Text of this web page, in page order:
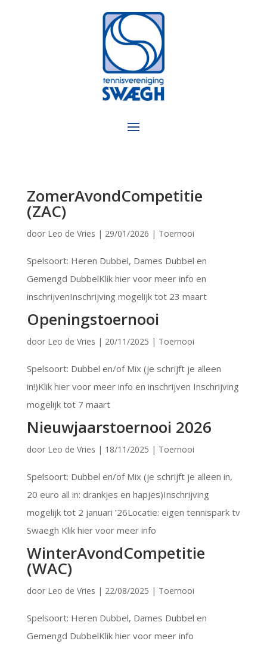
ZomerAvondCompetitie
(ZAC)
door Leo de Vries | 29/01/2026 | Toernooi
Spelsoort: Heren Dubbel, Dames Dubbel en
Gemengd DubbelKlik hier voor meer info en
inschrijvenInschrijving mogelijk tot 23 maart
Openingstoernooi
door Leo de Vries | 20/11/2025 | Toernooi
Spelsoort: Dubbel en/of Mix (je schrijft je alleen
in!)Klik hier voor meer info en inschrijven Inschrijving
mogelijk tot 7 maart
Nieuwjaarstoernooi 2026
door Leo de Vries | 18/11/2025 | Toernooi
Spelsoort: Dubbel en/of Mix (je schrijft je alleen in,
20 euro all in: drankjes en hapjes)Inschrijving
mogelijk tot 2 januari ’26Locatie: eigen tennispark tv
Swaegh Klik hier voor meer info
WinterAvondCompetitie
(WAC)
door Leo de Vries | 22/08/2025 | Toernooi
Spelsoort: Heren Dubbel, Dames Dubbel en
Gemengd DubbelKlik hier voor meer info